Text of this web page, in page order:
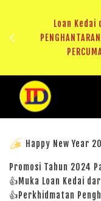
Loan Kedai
Happy New Year
Promosi Tahun 2024
👍Muka Loan Kedai
👍Perkhidmatan